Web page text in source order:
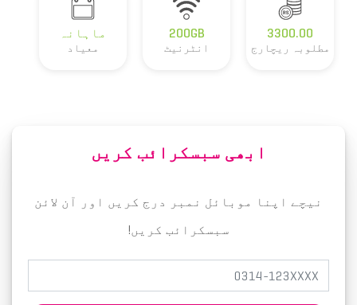
3300.00
مطلوبہ ریچارج
200GB
انٹرنیٹ
ماہانہ
معیاد
ابھی سبسکرائب کریں
نیچے اپنا موبائل نمبر درج کریں اور آن لائن
سبسکرائب کریں!